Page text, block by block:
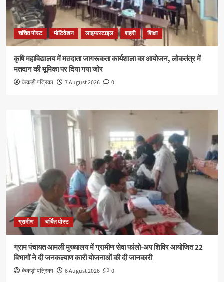
चर्चित पोस्ट मोटिवेशन लाइफस्टाइल शहरी शिक्षा
कृषि महाविद्यालय में मतदाता जागरूकता कार्यशाला का आयोजन, लोकतंत्र में
मतदान की भूमिका पर दिया गया जोर
केकड़ी पत्रिका 7 August 2026 0
ग्रामीण चर्चित पोस्ट
ग्राम पंचायत आमली मुख्यालय में ग्रामीण सेवा फांलो-अप शिविर आयोजित 22
विभागों ने दी जनकल्याण कारी योजनाओं की दी जानकारी
केकड़ी पत्रिका 6 August 2026 0